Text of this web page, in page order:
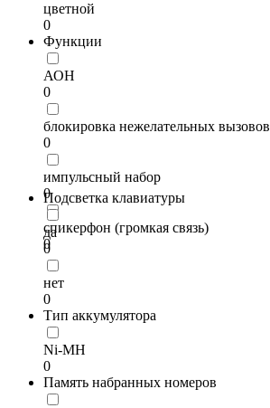
цветной
0
Функции
АОН
0
блокировка нежелательных вызовов
0
импульсный набор
0
спикерфон (громкая связь)
0
Подсветка клавиатуры
да
0
нет
0
Тип аккумулятора
Ni-MH
0
Память набранных номеров